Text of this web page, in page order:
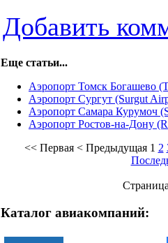
Добавить
Еще статьи...
Аэропорт Томск Богашево
Аэропорт Сургут (Surgut
Аэропорт Самара Курумоч
Аэропорт Ростов-на-Дону
<< Первая< Предыдущая 1 2
Каталог авиакомпаний: